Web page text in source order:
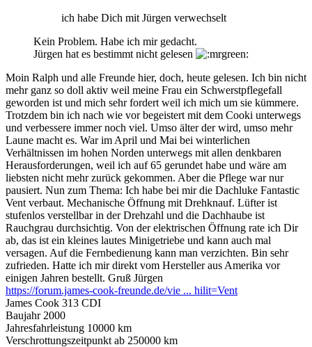
ich habe Dich mit Jürgen verwechselt
Kein Problem. Habe ich mir gedacht.
Jürgen hat es bestimmt nicht gelesen
Moin Ralph und alle Freunde hier, doch, heute gelesen. Ich bin nicht
mehr ganz so doll aktiv weil meine Frau ein Schwerstpflegefall
geworden ist und mich sehr fordert weil ich mich um sie kümmere.
Trotzdem bin ich nach wie vor begeistert mit dem Cooki unterwegs
und verbessere immer noch viel. Umso älter der wird, umso mehr
Laune macht es. War im April und Mai bei winterlichen
Verhältnissen im hohen Norden unterwegs mit allen denkbaren
Herausforderungen, weil ich auf 65 gerundet habe und wäre am
liebsten nicht mehr zurück gekommen. Aber die Pflege war nur
pausiert. Nun zum Thema: Ich habe bei mir die Dachluke Fantastic
Vent verbaut. Mechanische Öffnung mit Drehknauf. Lüfter ist
stufenlos verstellbar in der Drehzahl und die Dachhaube ist
Rauchgrau durchsichtig. Von der elektrischen Öffnung rate ich Dir
ab, das ist ein kleines lautes Minigetriebe und kann auch mal
versagen. Auf die Fernbedienung kann man verzichten. Bin sehr
zufrieden. Hatte ich mir direkt vom Hersteller aus Amerika vor
einigen Jahren bestellt. Gruß Jürgen
https://forum.james-cook-freunde.de/vie ... hilit=Vent
James Cook 313 CDI
Baujahr 2000
Jahresfahrleistung 10000 km
Verschrottungszeitpunkt ab 250000 km